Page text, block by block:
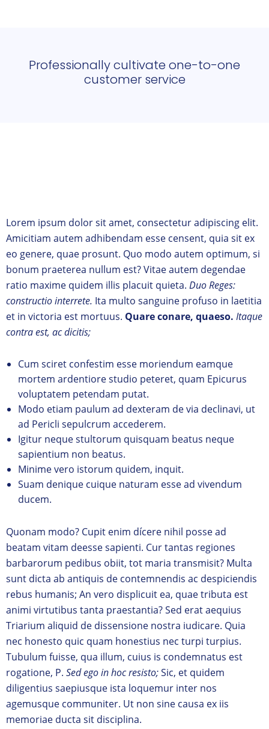
Professionally cultivate one-to-one
customer service
Lorem ipsum dolor sit amet, consectetur adipiscing elit.
Amicitiam autem adhibendam esse censent, quia sit ex
eo genere, quae prosunt. Quo modo autem optimum, si
bonum praeterea nullum est? Vitae autem degendae
ratio maxime quidem illis placuit quieta. Duo Reges:
constructio interrete. Ita multo sanguine profuso in laetitia
et in victoria est mortuus. Quare conare, quaeso. Itaque
contra est, ac dicitis;
Cum sciret confestim esse moriendum eamque
mortem ardentiore studio peteret, quam Epicurus
voluptatem petendam putat.
Modo etiam paulum ad dexteram de via declinavi, ut
ad Pericli sepulcrum accederem.
Igitur neque stultorum quisquam beatus neque
sapientium non beatus.
Minime vero istorum quidem, inquit.
Suam denique cuique naturam esse ad vivendum
ducem.
Quonam modo? Cupit enim dícere nihil posse ad
beatam vitam deesse sapienti. Cur tantas regiones
barbarorum pedibus obiit, tot maria transmisit? Multa
sunt dicta ab antiquis de contemnendis ac despiciendis
rebus humanis; An vero displicuit ea, quae tributa est
animi virtutibus tanta praestantia? Sed erat aequius
Triarium aliquid de dissensione nostra iudicare. Quia
nec honesto quic quam honestius nec turpi turpius.
Tubulum fuisse, qua illum, cuius is condemnatus est
rogatione, P. Sed ego in hoc resisto;Sic, et quidem
diligentius saepiusque ista loquemur inter nos
agemusque communiter. Ut non sine causa ex iis
memoriae ducta sit disciplina.